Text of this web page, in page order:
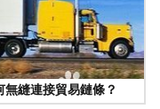
縫連接貿易鏈條？